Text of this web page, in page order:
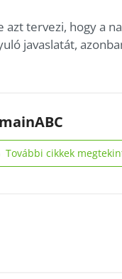
azt tervezi, hogy a
javaslatát,
További cikkek